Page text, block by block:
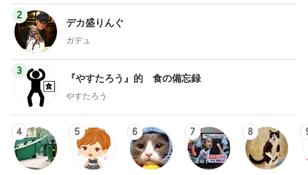
2
デカ盛りんぐ
ガデュ
3
『やすたろう』的 食の備忘録
やすたろう
4 5 6 7 8